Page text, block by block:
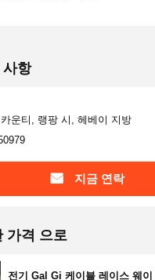
사항
운티, 랭팡 시, 헤베이 지방
지금 연락
가격 으로
전기 Gal Gi 케이블 레이스 웨이